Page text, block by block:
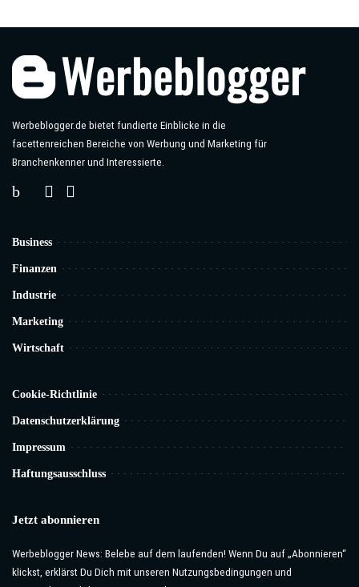
Werbeblogger.de bietet fundierte Einblicke in die
facettenreichen Bereiche von Werbung und Marketing für
Branchenkenner und Interessierte.
Business
Finanzen
Industrie
Marketing
Wirtschaft
Cookie-Richtlinie
Datenschutzerklärung
Impressum
Haftungsausschluss
Jetzt abonnieren
Werbeblogger News: Belebe auf dem laufenden! Wenn Du auf „Abonnieren“
klickst, erklärst Du Dich mit unseren Nutzungsbedingungen und